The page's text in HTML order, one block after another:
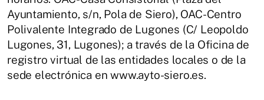
Ayuntamiento, s/n, Pola de Siero), OAC-Centro
Polivalente Integrado de Lugones (C/ Leopoldo
Lugones, 31, Lugones); a través de la Oficina de
registro virtual de las entidades locales o de la
sede electrónica en www.ayto-siero.es.